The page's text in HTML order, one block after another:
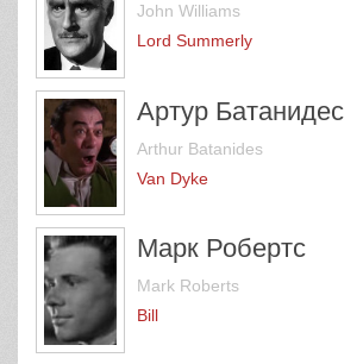
John Williams
Lord Summerly
Артур Батанидес
Arthur Batanides
Van Dyke
Марк Робертс
Mark Roberts
Bill